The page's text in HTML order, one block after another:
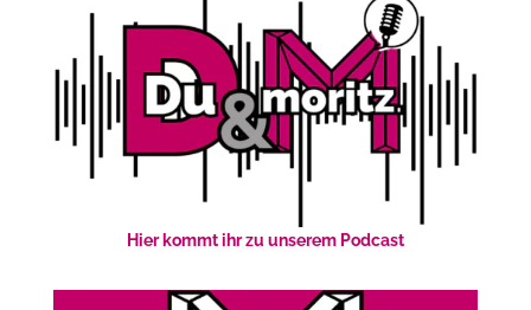
Hier kommt ihr zu unserem Podcast